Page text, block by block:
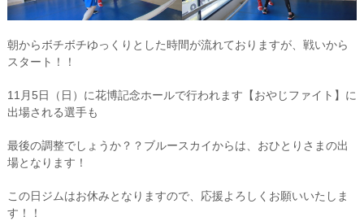
朝からボチボチゆっくりとした時間が流れておりますが、戦いから
スタート！！
11月5日（日）に花博記念ホールで行われます【おやじファイト】に
出場される選手も
最後の調整でしょうか？？ブルースカイからは、おひとりさまの出
場となります！
この日ジムはお休みとなりますので、応援よろしくお願いいたしま
す！！